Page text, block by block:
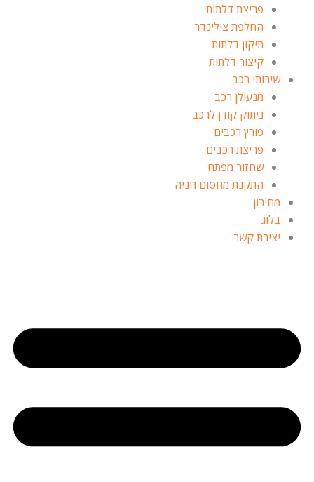
פריצת דלתות
החלפת צילינדר
תיקון דלתות
קיצור דלתות
שירותי רכב
מנעולן רכב
ניתוק קודן לרכב
פורץ רכבים
פריצת רכבים
שחזור מפתח
התקנת מחסום חניה
מחירון
בלוג
יצירת קשר